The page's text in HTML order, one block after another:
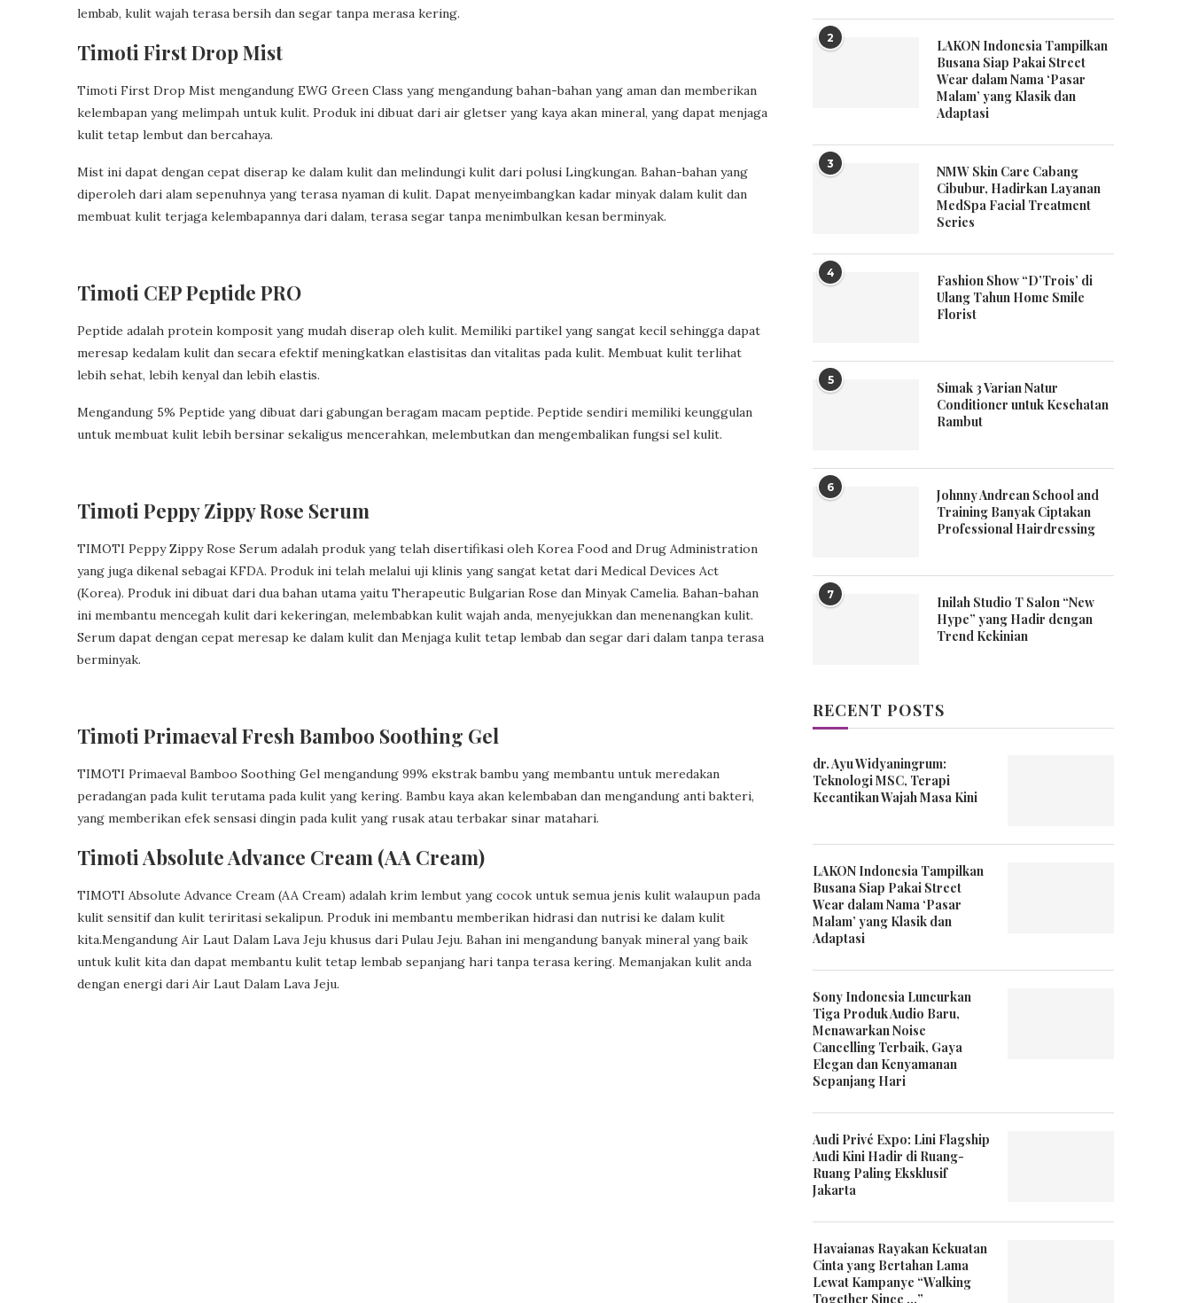
lembab, kulit wajah terasa bersih dan segar tanpa merasa kering.
Timoti First Drop Mist
Timoti First Drop Mist mengandung EWG Green Class yang mengandung bahan-bahan yang aman dan memberikan
kelembapan yang melimpah untuk kulit. Produk ini dibuat dari air gletser yang kaya akan mineral, yang dapat menjaga
kulit tetap lembut dan bercahaya.
Mist ini dapat dengan cepat diserap ke dalam kulit dan melindungi kulit dari polusi Lingkungan. Bahan-bahan yang
diperoleh dari alam sepenuhnya yang terasa nyaman di kulit. Dapat menyeimbangkan kadar minyak dalam kulit dan
membuat kulit terjaga kelembapannya dari dalam, terasa segar tanpa menimbulkan kesan berminyak.
Timoti CEP Peptide PRO
Peptide adalah protein komposit yang mudah diserap oleh kulit. Memiliki partikel yang sangat kecil sehingga dapat
meresap kedalam kulit dan secara efektif meningkatkan elastisitas dan vitalitas pada kulit. Membuat kulit terlihat
lebih sehat, lebih kenyal dan lebih elastis.
Mengandung 5% Peptide yang dibuat dari gabungan beragam macam peptide. Peptide sendiri memiliki keunggulan
untuk membuat kulit lebih bersinar sekaligus mencerahkan, melembutkan dan mengembalikan fungsi sel kulit.
Timoti Peppy Zippy Rose Serum
TIMOTI Peppy Zippy Rose Serum adalah produk yang telah disertifikasi oleh Korea Food and Drug Administration
yang juga dikenal sebagai KFDA. Produk ini telah melalui uji klinis yang sangat ketat dari Medical Devices Act
(Korea). Produk ini dibuat dari dua bahan utama yaitu Therapeutic Bulgarian Rose dan Minyak Camelia. Bahan-bahan
ini membantu mencegah kulit dari kekeringan, melembabkan kulit wajah anda, menyejukkan dan menenangkan kulit.
Serum dapat dengan cepat meresap ke dalam kulit dan Menjaga kulit tetap lembab dan segar dari dalam tanpa terasa
berminyak.
Timoti Primaeval Fresh Bamboo Soothing Gel
TIMOTI Primaeval Bamboo Soothing Gel mengandung 99% ekstrak bambu yang membantu untuk meredakan
peradangan pada kulit terutama pada kulit yang kering. Bambu kaya akan kelembaban dan mengandung anti bakteri,
yang memberikan efek sensasi dingin pada kulit yang rusak atau terbakar sinar matahari.
Timoti Absolute Advance Cream (AA Cream)
TIMOTI Absolute Advance Cream (AA Cream) adalah krim lembut yang cocok untuk semua jenis kulit walaupun pada
kulit sensitif dan kulit teriritasi sekalipun. Produk ini membantu memberikan hidrasi dan nutrisi ke dalam kulit
kita.Mengandung Air Laut Dalam Lava Jeju khusus dari Pulau Jeju. Bahan ini mengandung banyak mineral yang baik
untuk kulit kita dan dapat membantu kulit tetap lembab sepanjang hari tanpa terasa kering. Memanjakan kulit anda
dengan energi dari Air Laut Dalam Lava Jeju.
2
LAKON Indonesia Tampilkan
Busana Siap Pakai Street
Wear dalam Nama ‘Pasar
Malam’ yang Klasik dan
Adaptasi
3
NMW Skin Care Cabang
Cibubur, Hadirkan Layanan
MedSpa Facial Treatment
Series
4
Fashion Show “D’Trois’ di
Ulang Tahun Home Smile
Florist
5
Simak 3 Varian Natur
Conditioner untuk Kesehatan
Rambut
6
Johnny Andrean School and
Training Banyak Ciptakan
Professional Hairdressing
7
Inilah Studio T Salon “New
Hype” yang Hadir dengan
Trend Kekinian
RECENT POSTS
dr. Ayu Widyaningrum:
Teknologi MSC, Terapi
Kecantikan Wajah Masa Kini
LAKON Indonesia Tampilkan
Busana Siap Pakai Street
Wear dalam Nama ‘Pasar
Malam’ yang Klasik dan
Adaptasi
Sony Indonesia Luncurkan
Tiga Produk Audio Baru,
Menawarkan Noise
Cancelling Terbaik, Gaya
Elegan dan Kenyamanan
Sepanjang Hari
Audi Privé Expo: Lini Flagship
Audi Kini Hadir di Ruang-
Ruang Paling Eksklusif
Jakarta
Havaianas Rayakan Kekuatan
Cinta yang Bertahan Lama
Lewat Kampanye “Walking
Together Since …”